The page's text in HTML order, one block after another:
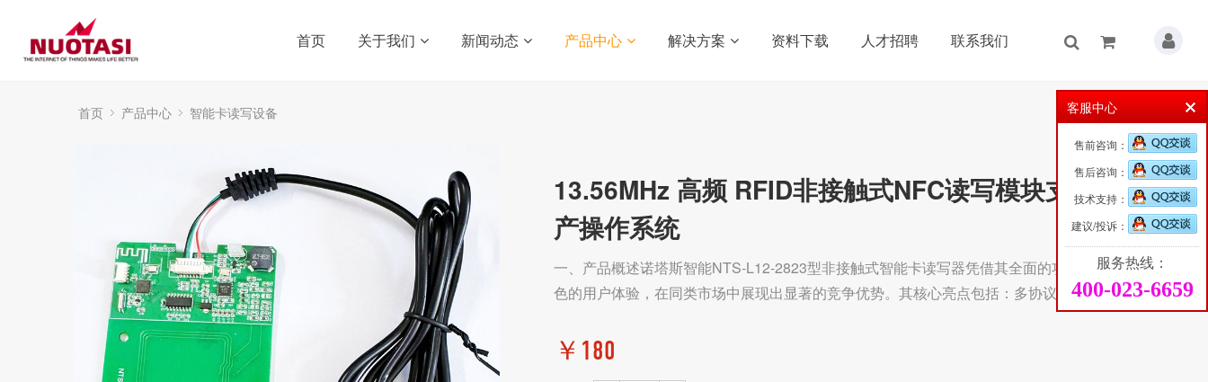
首页 关于我们 新闻动态 产品中心 解决方案 资料下载 人才招聘 联系我们
首页 产品中心 智能卡读写设备
13.56MHz 高频 RFID非接触式NFC读写模块支持国
产操作系统
一、产品概述诺塔斯智能NTS-L12-2823型非接触式智能卡读写器凭借其全面的功能集与出
色的用户体验，在同类市场中展现出显著的竞争优势。其核心亮点包括：多协议
￥180
客服中心
售前咨询：
售后咨询：
技术支持：
建议/投诉：
服务热线：
400-023-6659